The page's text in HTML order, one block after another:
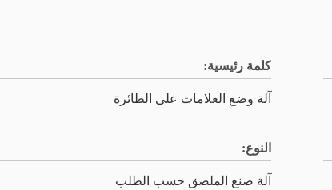
كلمة رئيسية:
آلة وضع العلامات على الطائرة
النوع:
آلة صنع الملصق حسب الطلب